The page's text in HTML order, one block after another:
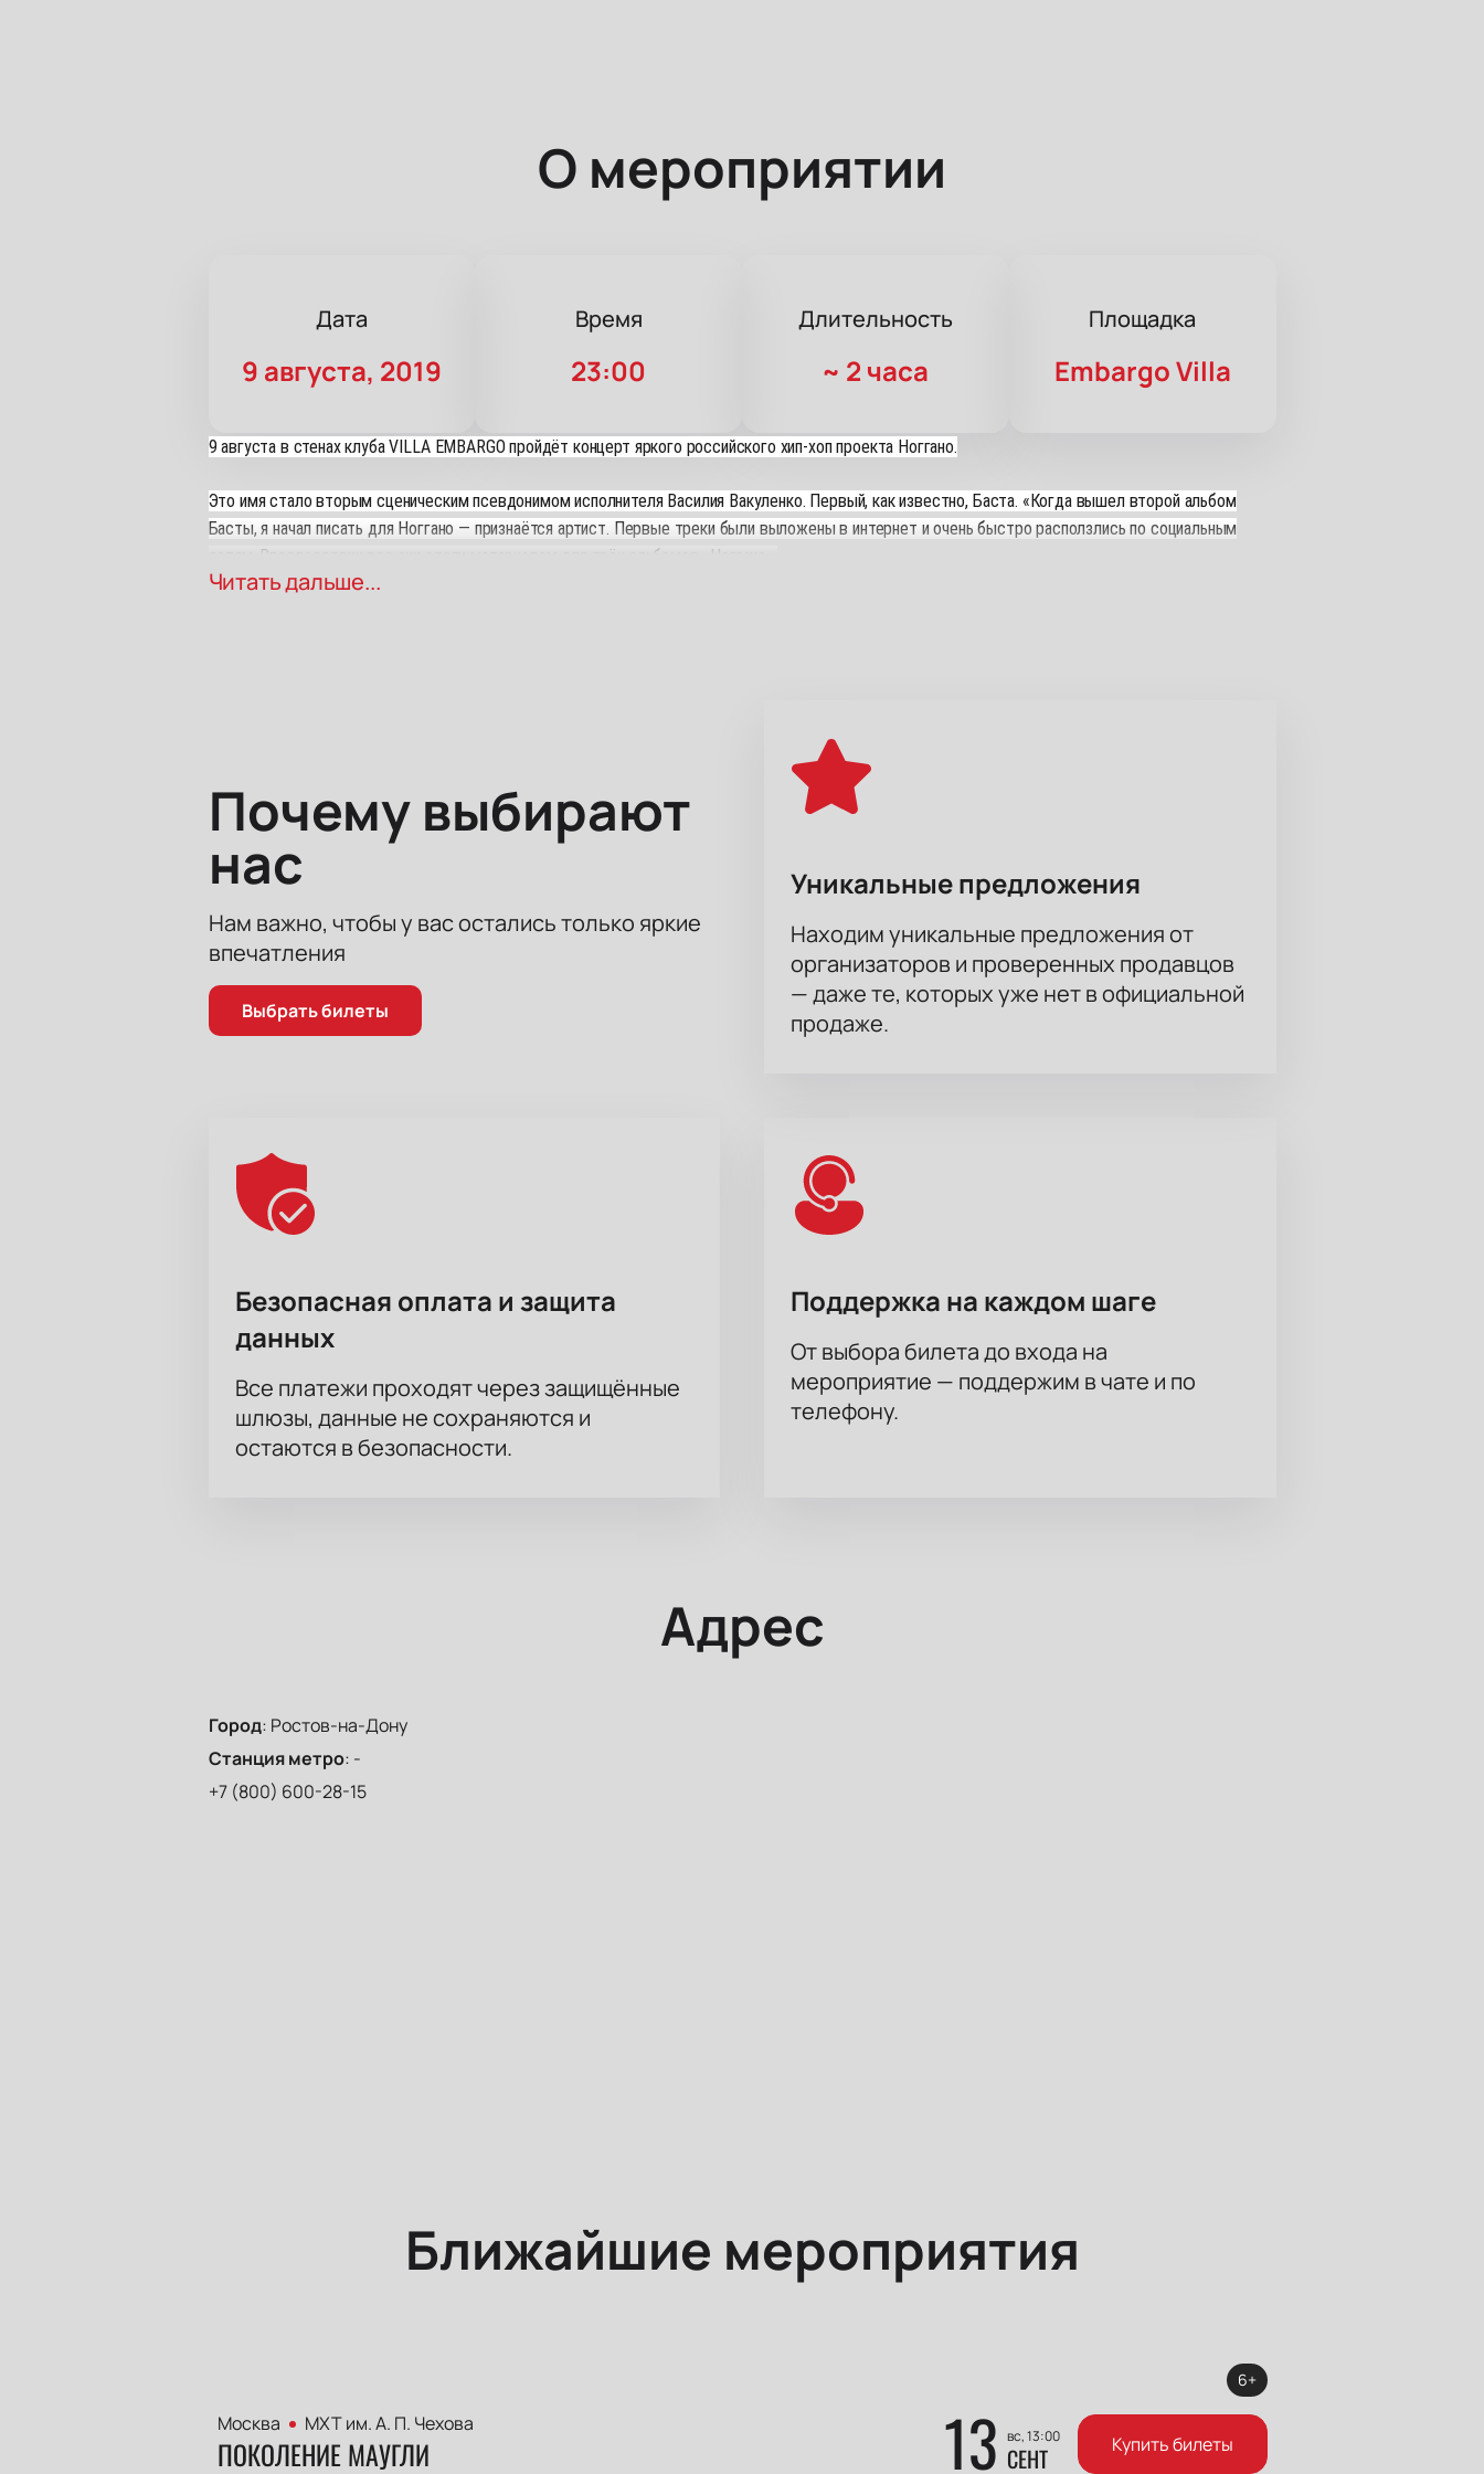
О мероприятии
Дата
9 августа, 2019
Время
23:00
Длительность
~ 2 часа
Площадка
Embargo Villa
9 августа в стенах клуба VILLA EMBARGO пройдёт концерт яркого российского хип-хоп проекта Ноггано.
Это имя стало вторым сценическим псевдонимом исполнителя Василия Вакуленко. Первый, как известно, Баста. «Когда вышел второй альбом
Басты, я начал писать для Ноггано — признаётся артист. Первые треки были выложены в интернет и очень быстро расползлись по социальным
сетям. Впоследствии все они стали материалом для трёх альбомов «Ноггано».
Читать дальше...
Почему выбирают
нас
Нам важно, чтобы у вас остались только яркие
впечатления
Выбрать билеты
Уникальные предложения
Находим уникальные предложения от
организаторов и проверенных продавцов
— даже те, которых уже нет в официальной
продаже.
Безопасная оплата и защита
данных
Все платежи проходят через защищённые
шлюзы, данные не сохраняются и
остаются в безопасности.
Поддержка на каждом шаге
От выбора билета до входа на
мероприятие — поддержим в чате и по
телефону.
Адрес
Город: Ростов-на-Дону
Станция метро: -
+7 (800) 600-28-15
Ближайшие мероприятия
Москва МХТ им. А. П. Чехова
ПОКОЛЕНИЕ МАУГЛИ 13 вс, 13:00
СЕНТ
6+
Купить билеты